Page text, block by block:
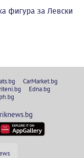
фигура за Левски
CarMarket.bg
Edna.bg